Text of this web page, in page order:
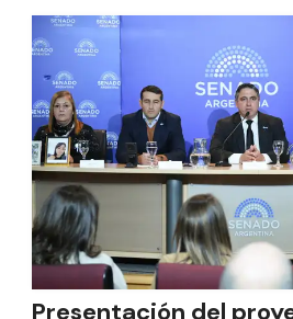
Presentación del